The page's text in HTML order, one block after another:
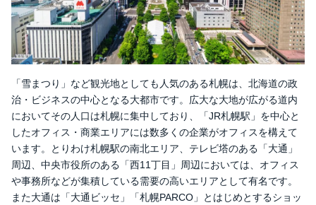
SKY-OFFICE SAKURA-N3
SKY-OFFICE SAKURA-W13
SKY-OFFICE SAKURA-S1
SKY-OFFICE SAKURA-E1
SKY-OFFICE SAKURA-S9
SKY-OFFICE SAKURA-S3
SKY-OFFICE SAKURA-N7
SKY-OFFICE SAKURA-N32
SKY-OFFICE SAKURA-N33
billage SAPPORO（ビレッジ札幌）ばらと北一条ビ
ル
「雪まつり」など観光地としても人気のある札幌は、北海道の政
治・ビジネスの中心となる大都市です。広大な大地が広がる道内
においてその人口は札幌に集中しており、「JR札幌駅」を中心と
したオフィス・商業エリアには数多くの企業がオフィスを構えて
います。とりわけ札幌駅の南北エリア、テレビ塔のある「大通」
周辺、中央市役所のある「西11丁目」周辺においては、オフィス
や事務所などが集積している需要の高いエリアとして有名です。
また大通は「大通ビッセ」「札幌PARCO」とはじめとするショッ